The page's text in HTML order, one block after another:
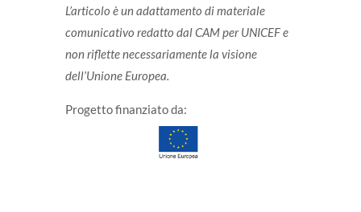
L’articolo è un adattamento di materiale
comunicativo redatto dal CAM per UNICEF e
non riflette necessariamente la visione
dell’Unione Europea.
Progetto finanziato da: